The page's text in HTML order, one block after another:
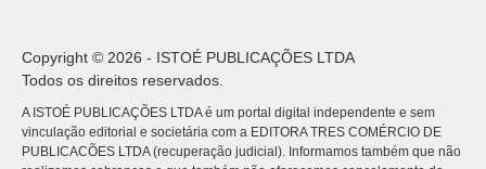
Copyright © 2026 - ISTOÉ PUBLICAÇÕES LTDA
Todos os direitos reservados.
A ISTOÉ PUBLICAÇÕES LTDA é um portal digital independente e sem
vinculação editorial e societária com a EDITORA TRES COMÉRCIO DE
PUBLICACÕES LTDA (recuperação judicial). Informamos também que não